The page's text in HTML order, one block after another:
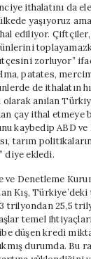
ithalatını da
yaşıyoruz
ediliyor.
zorluyor”
patates,
de ithalatın
olarak anılan
çay ithal etmeye
kaybedip ABD
tarım
diye ekledi.
ve Denetleme
Kış,
trilyondan 25,5
temel
düşen kredi
durumda. Bu